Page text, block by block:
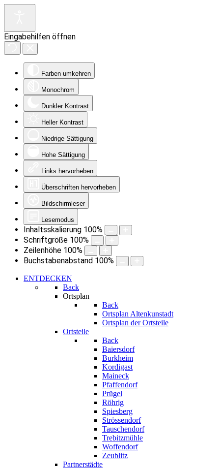
Eingabehilfen öffnen
Farben umkehren
Monochrom
Dunkler Kontrast
Heller Kontrast
Niedrige Sättigung
Hohe Sättigung
Links hervorheben
Überschriften hervorheben
Bildschirmleser
Lesemodus
Inhaltsskalierung 100%
Schriftgröße 100%
Zeilenhöhe 100%
Buchstabenabstand 100%
ENTDECKEN
Back
Ortsplan
Back
Ortsplan Altenkunstadt
Ortsplan der Ortsteile
Ortsteile
Back
Baiersdorf
Burkheim
Kordigast
Maineck
Pfaffendorf
Prügel
Röhrig
Spiesberg
Strössendorf
Tauschendorf
Trebitzmühle
Woffendorf
Zeublitz
Partnerstädte